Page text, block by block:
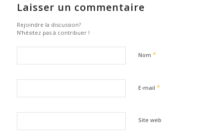
Laisser un commentaire
Rejoindre la discussion?
N’hésitez pas à contribuer !
Nom *
E-mail *
Site web